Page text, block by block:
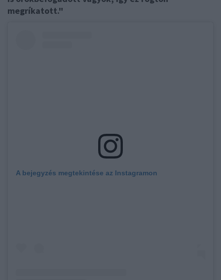
megríkatott."
A bejegyzés megtekintése az Instagramon